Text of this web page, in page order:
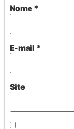
Nome *
E-mail *
Site